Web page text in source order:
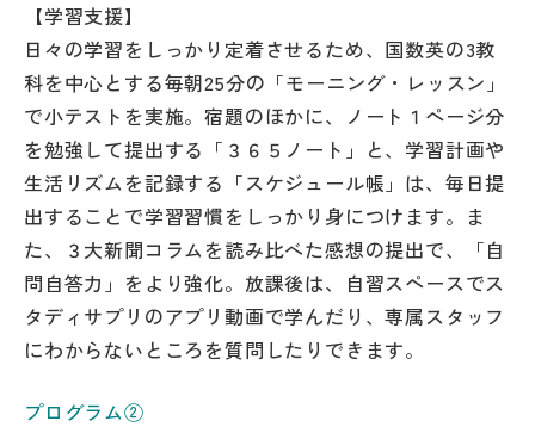
【学習支援】
日々の学習をしっかり定着させるため、国数英の3教
科を中心とする毎朝25分の「モーニング・レッスン」
で小テストを実施。宿題のほかに、ノート１ページ分
を勉強して提出する「３６５ノート」と、学習計画や
生活リズムを記録する「スケジュール帳」は、毎日提
出することで学習習慣をしっかり身につけます。ま
た、３大新聞コラムを読み比べた感想の提出で、「自
問自答力」をより強化。放課後は、自習スペースでス
タディサプリのアプリ動画で学んだり、専属スタッフ
にわからないところを質問したりできます。
プログラム②